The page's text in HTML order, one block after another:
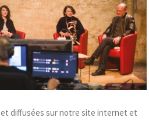
diffusées sur notre site internet et